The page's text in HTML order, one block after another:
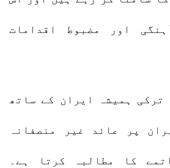
اور مضبوط اقدامات
ترکی ہمیشہ ایران کے ساتھ
پر عائد غیر منصفانہ
کا مطالبہ کرتا ہے۔